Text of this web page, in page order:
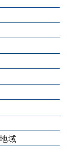
域